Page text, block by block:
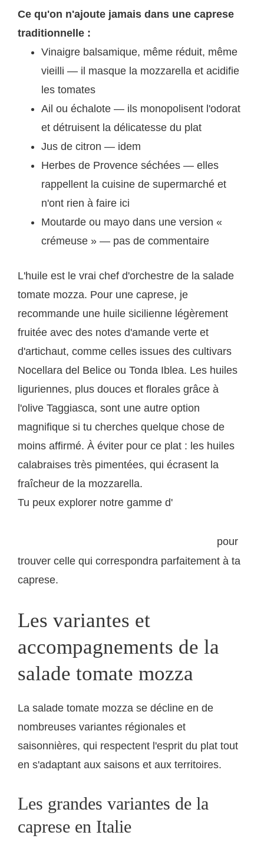
Ce qu'on n'ajoute jamais dans une caprese
traditionnelle :
Vinaigre balsamique, même réduit, même
vieilli — il masque la mozzarella et acidifie
les tomates
Ail ou échalote — ils monopolisent l'odorat
et détruisent la délicatesse du plat
Jus de citron — idem
Herbes de Provence séchées — elles
rappellent la cuisine de supermarché et
n'ont rien à faire ici
Moutarde ou mayo dans une version «
crémeuse » — pas de commentaire
L'huile est le vrai chef d'orchestre de la salade
tomate mozza. Pour une caprese, je
recommande une huile sicilienne légèrement
fruitée avec des notes d'amande verte et
d'artichaut, comme celles issues des cultivars
Nocellara del Belice ou Tonda Iblea. Les huiles
liguriennes, plus douces et florales grâce à
l'olive Taggiasca, sont une autre option
magnifique si tu cherches quelque chose de
moins affirmé. À éviter pour ce plat : les huiles
calabraises très pimentées, qui écrasent la
fraîcheur de la mozzarella.
Tu peux explorer notre gamme d'
pour
trouver celle qui correspondra parfaitement à ta
caprese.
Les variantes et
accompagnements de la
salade tomate mozza
La salade tomate mozza se décline en de
nombreuses variantes régionales et
saisonnières, qui respectent l'esprit du plat tout
en s'adaptant aux saisons et aux territoires.
Les grandes variantes de la
caprese en Italie